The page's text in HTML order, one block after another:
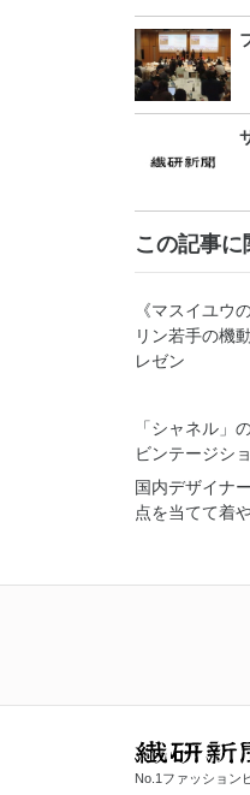
この記事
《マスイユウ
リン若手の機
レゼン
「シャネル
ビンテージシ
国内デザイナ
点を当てて着
No.1ファッション